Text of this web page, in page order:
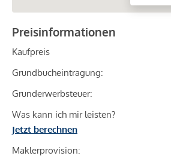
Preisinformationen
Kaufpreis
Grundbucheintragung:
Grunderwerbsteuer:
Was kann ich mir leisten?
Jetzt berechnen
Maklerprovision: